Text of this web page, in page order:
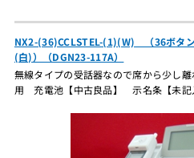
NX2-(36)CCLSTEL-(1)(W) （36ボタ
(白)）（DGN23-117A）
無線タイプの受話器なので席から少し
用 充電池【中古良品】 示名条【未記